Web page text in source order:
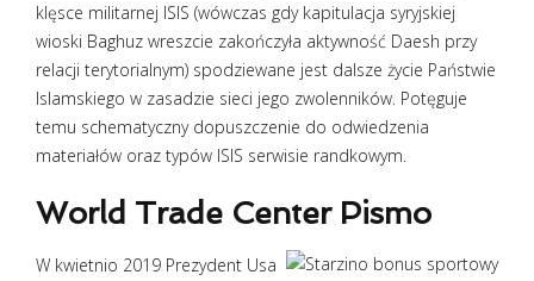
klęsce militarnej ISIS (wówczas gdy kapitulacja syryjskiej
wioski Baghuz wreszcie zakończyła aktywność Daesh przy
relacji terytorialnym) spodziewane jest dalsze życie Państwie
Islamskiego w zasadzie sieci jego zwolenników. Potęguje
temu schematyczny dopuszczenie do odwiedzenia
materiałów oraz typów ISIS serwisie randkowym.
World Trade Center Pismo
W kwietnio 2019 Prezydent Usa